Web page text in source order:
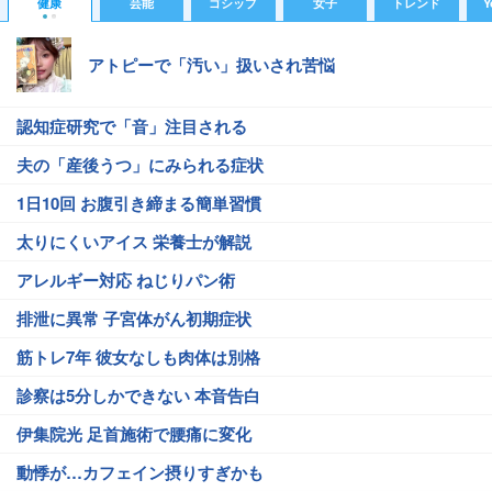
アトピーで「汚い」扱いされ苦悩
認知症研究で「音」注目される
夫の「産後うつ」にみられる症状
1日10回 お腹引き締まる簡単習慣
太りにくいアイス 栄養士が解説
アレルギー対応 ねじりパン術
排泄に異常 子宮体がん初期症状
筋トレ7年 彼女なしも肉体は別格
診察は5分しかできない 本音告白
伊集院光 足首施術で腰痛に変化
動悸が…カフェイン摂りすぎかも